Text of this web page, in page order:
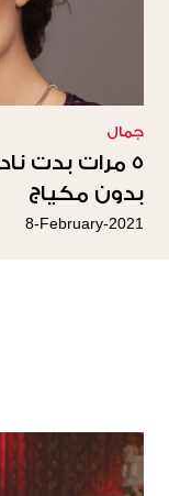
جمال
5 مرات بدت
بدون مكياج
8-February-2021